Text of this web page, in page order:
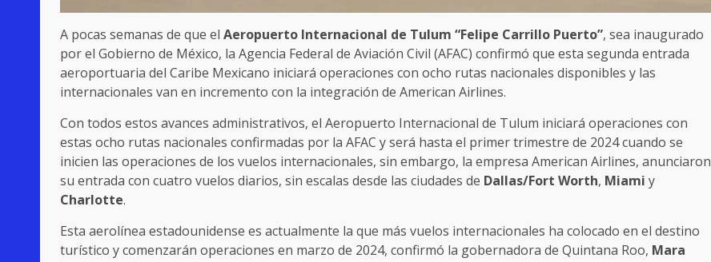
A pocas semanas de que el Aeropuerto Internacional de Tulum “Felipe Carrillo Puerto”, sea inaugurado
por el Gobierno de México, la Agencia Federal de Aviación Civil (AFAC) confirmó que esta segunda entrada
aeroportuaria del Caribe Mexicano iniciará operaciones con ocho rutas nacionales disponibles y las
internacionales van en incremento con la integración de American Airlines.
Con todos estos avances administrativos, el Aeropuerto Internacional de Tulum iniciará operaciones con
estas ocho rutas nacionales confirmadas por la AFAC y será hasta el primer trimestre de 2024 cuando se
inicien las operaciones de los vuelos internacionales, sin embargo, la empresa American Airlines, anunciaron
su entrada con cuatro vuelos diarios, sin escalas desde las ciudades de Dallas/Fort Worth, Miami y
Charlotte.
Esta aerolínea estadounidense es actualmente la que más vuelos internacionales ha colocado en el destino
turístico y comenzarán operaciones en marzo de 2024, confirmó la gobernadora de Quintana Roo, Mara